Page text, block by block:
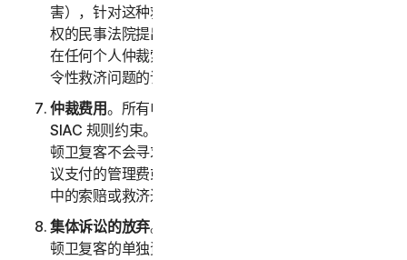
害），针对这种救济的权利和程度，必须在有司法管辖
权的民事法院提出诉讼，而不是在仲裁中。双方同意，
在任何个人仲裁索赔的结果出来前，应中断任何公共禁
令性救济问题的诉讼。
仲裁费用。所有申请费、管理费和仲裁员费的支付均受
SIAC 规则约束。您必须支付 SIAC 的初始申请费。诺
顿卫复客不会寻求退还我们负责按照 SIAC 规则或本协
议支付的管理费或仲裁费，除非仲裁员发现您仲裁请求
中的索赔或救济过于轻率或基于不正当的目的。
集体诉讼的放弃。您和诺顿卫复客同意一方仅以您或诺
顿卫复客的单独资质对另一方提出索赔，而不作为任何